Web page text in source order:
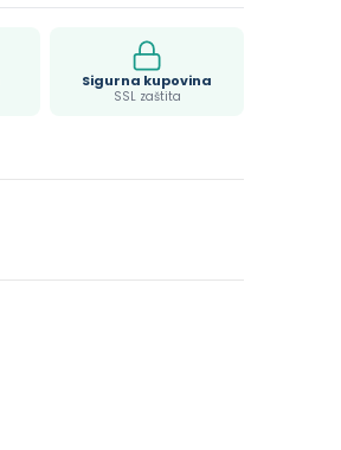
Sigurna kupovina
SSL zaštita